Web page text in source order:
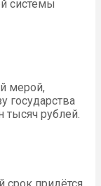
системы
мерой,
государства
тысяч рублей.